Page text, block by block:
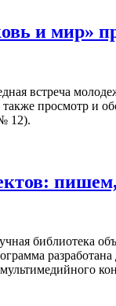
и мир»
встреча
просмотр и
12).
библиотека